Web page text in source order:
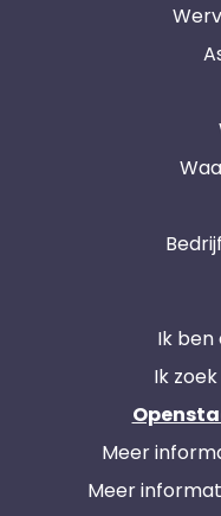
Ik ben
Ik
Meer
Meer